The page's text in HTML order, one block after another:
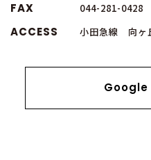
FAX 044-281-0428
ACCESS 小田急線 向ヶ